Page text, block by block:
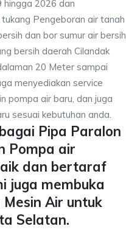
hingga 2026 dan
Pengeboran air tanah
dan bor sumur air bersih
bersih daerah Cilandak
20 Meter sampai
menyediakan service
pompa air baru, dan juga
sesuai kebutuhan anda.
Pipa Paralon
Pompa air
dan bertaraf
juga membuka
Air untuk
Selatan.